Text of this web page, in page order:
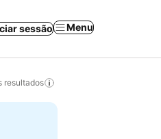
sessão Menu
resultados